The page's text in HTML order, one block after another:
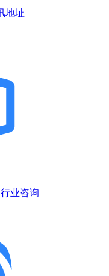
地址
业咨询